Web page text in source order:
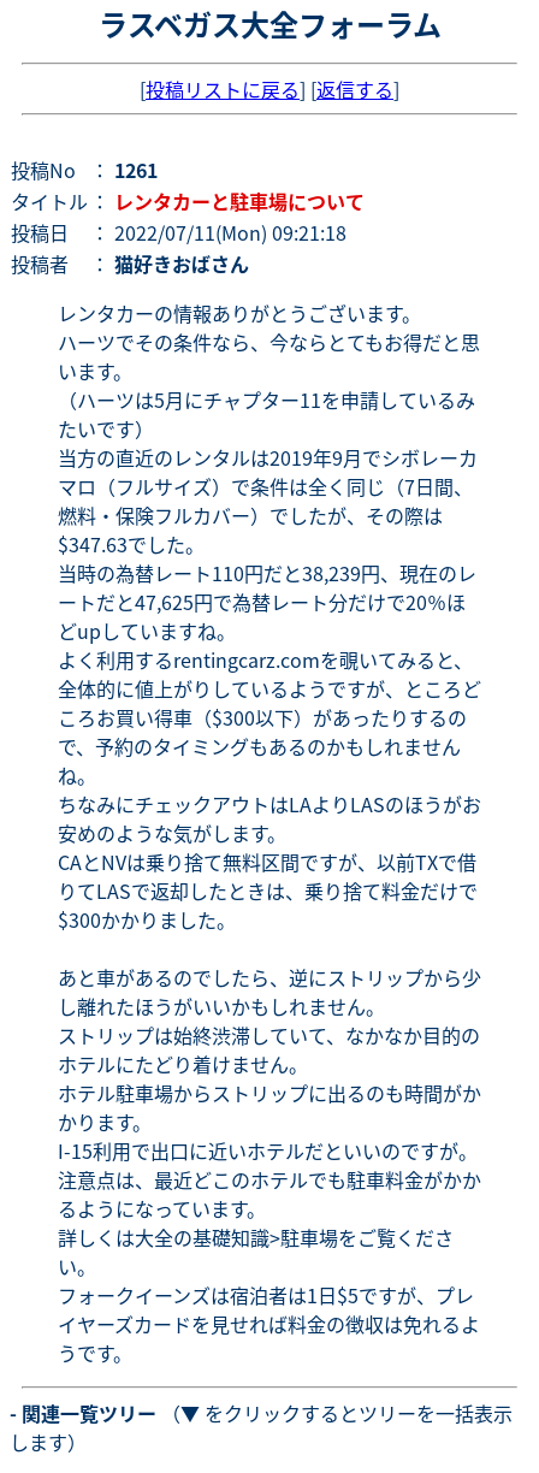
ラスベガス大全フォーラム
[投稿リストに戻る] [返信する]
投稿No ： 1261
タイトル ： レンタカーと駐車場について
投稿日
： 2022/07/11(Mon) 09:21:18
投稿者
： 猫好きおばさん
レンタカーの情報ありがとうございます。
ハーツでその条件なら、今ならとてもお得だと思
います。
（ハーツは5月にチャプター11を申請しているみ
たいです）
当方の直近のレンタルは2019年9月でシボレーカ
マロ（フルサイズ）で条件は全く同じ（7日間、
燃料・保険フルカバー）でしたが、その際は
$347.63でした。
当時の為替レート110円だと38,239円、現在のレ
ートだと47,625円で為替レート分だけで20％ほ
どupしていますね。
よく利用するrentingcarz.comを覗いてみると、
全体的に値上がりしているようですが、ところど
ころお買い得車（$300以下）があったりするの
で、予約のタイミングもあるのかもしれません
ね。
ちなみにチェックアウトはLAよりLASのほうがお
安めのような気がします。
CAとNVは乗り捨て無料区間ですが、以前TXで借
りてLASで返却したときは、乗り捨て料金だけで
$300かかりました。
あと車があるのでしたら、逆にストリップから少
し離れたほうがいいかもしれません。
ストリップは始終渋滞していて、なかなか目的の
ホテルにたどり着けません。
ホテル駐車場からストリップに出るのも時間がか
かります。
I-15利用で出口に近いホテルだといいのですが。
注意点は、最近どこのホテルでも駐車料金がかか
るようになっています。
詳しくは大全の基礎知識>駐車場をご覧くださ
い。
フォークイーンズは宿泊者は1日$5ですが、プレ
イヤーズカードを見せれば料金の徴収は免れるよ
うです。
- 関連一覧ツリー （▼ をクリックするとツリーを一括表示
します）